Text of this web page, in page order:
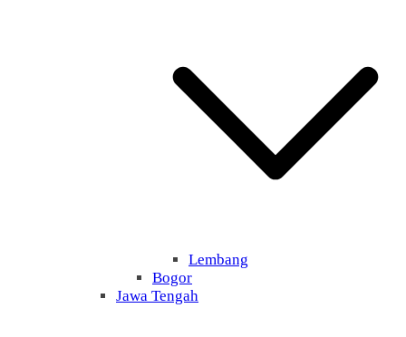
Lembang
Bogor
Jawa Tengah